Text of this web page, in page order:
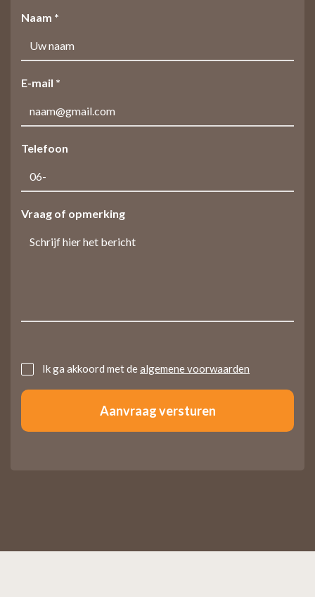
Naam *
E-mail *
Telefoon
Vraag of opmerking
UntitledIk ga akkoord met dealgemene voorwaarden